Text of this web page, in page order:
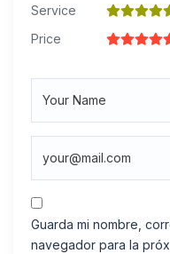
Service
Price
Guarda mi nombre,
navegador para la